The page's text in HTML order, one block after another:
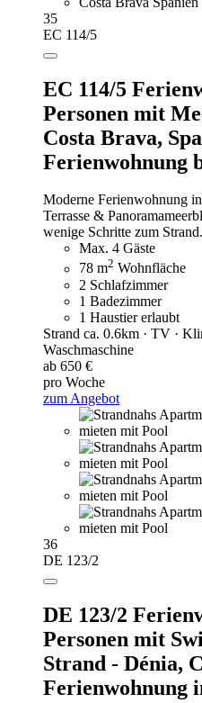
35
EC 114/5
EC 114/5
Personen mit
Costa Brava,
Ferienwohnung
Moderne Ferienwohnung
Terrasse &
wenige Schritte zum Strand.
Max. 4 Gäste
78 m2 Wohnfläche
2 Schlafzimmer
1 Badezimmer
1 Haustier erlaubt
Strand ca. 0.6km · TV ·
Waschmaschine
ab 650 €
pro Woche
zum Angebot
36
DE 123/2
DE 123/2
Personen mit
Strand - Dénia,
Ferienwohnung